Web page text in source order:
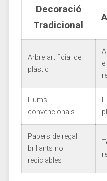
Decoració
Tradicional
Arbre artificial de
plàstic
Llums
convencionals
Papers de‌ regal
brillants ‌no⁢
reciclables